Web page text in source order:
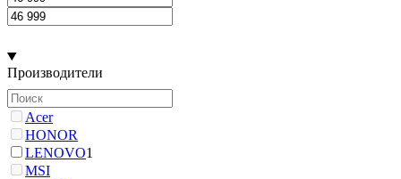
Производители
Acer
HONOR
LENOVO1
MSI